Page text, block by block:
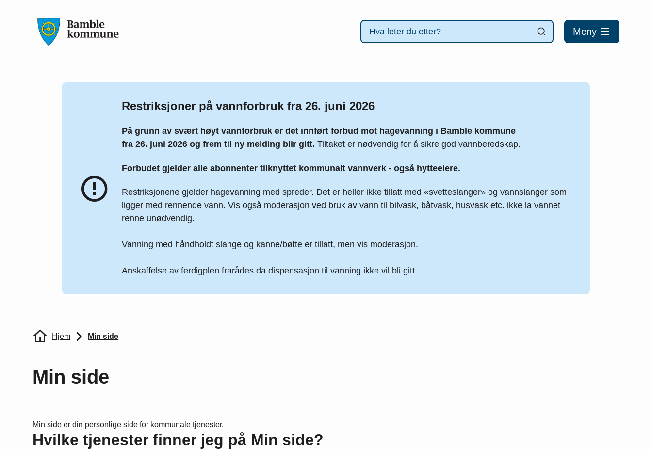
Meny
Restriksjoner på vannforbruk fra 26. juni 2026
På grunn av svært høyt vannforbruk er det innført forbud mot hagevanning i Bamble kommune
fra 26. juni 2026 og frem til ny melding blir gitt. Tiltaket er nødvendig for å sikre god vannberedskap.
Forbudet gjelder alle abonnenter tilknyttet kommunalt vannverk - også hytteeiere.
Restriksjonene gjelder hagevanning med spreder. Det er heller ikke tillatt med «svetteslanger» og vannslanger som
ligger med rennende vann. Vis også moderasjon ved bruk av vann til bilvask, båtvask, husvask etc. ikke la vannet
renne unødvendig.
Vanning med håndholdt slange og kanne/bøtte er tillatt, men vis moderasjon.
Anskaffelse av ferdigplen frarådes da dispensasjon til vanning ikke vil bli gitt.
Du er her:Hjem Min side
Min side
Min side er din personlige side for kommunale tjenester.
Hvilke tjenester finner jeg på Min side?